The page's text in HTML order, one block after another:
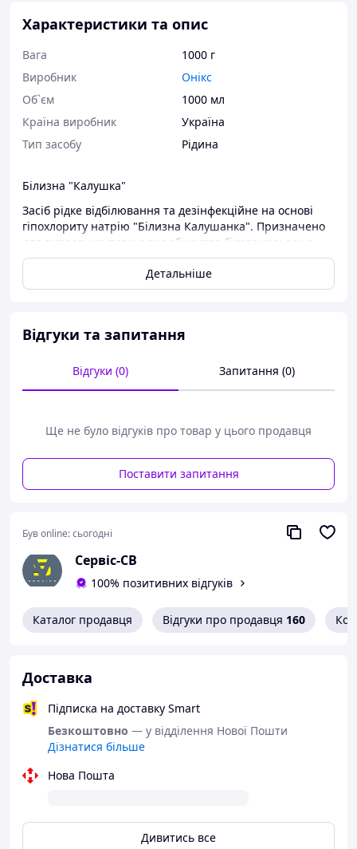
Характеристики та опис
Вага
1000 г
Виробник
Онікс
Об`єм
1000 мл
Країна виробник
Україна
Тип засобу
Рідина
Білизна "Калушка"
Засіб рідке відбілювання та дезінфекційне на основі
гіпохлориту натрію "Білизна Калушанка". Призначено
для виведення плям з виробництва білого кольору з
бавовняної та лляної тканини, для миття і
дезінфекційної плитки, пластику, унітазів, сміттєвих
ведер.
до 30%.
Детальніше
Відгуки та запитання
Відгуки (0) Запитання (0)
Ще не було відгуків про товар у цього продавця
Поставити запитання
Був online:сьогодні
Сервіс-СВ
100% позитивних відгуків
Каталог продавця Відгуки про продавця 160
Доставка
Підписка на доставку Smart
Безкоштовно — у відділення Нової Пошти
Дізнатися більше
Нова Пошта
Дивитись все